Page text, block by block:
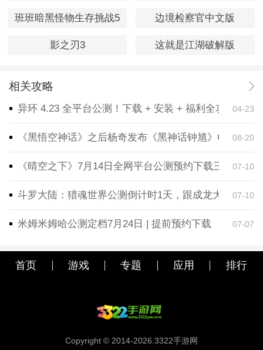
班班暗黑怪物生存挑战5 边境检察官中文版
影之刃3 这就是江湖破解版
相关攻略
异环 4.23 全平台公测！下载 + 安装 + 福利全攻略，一
04-23
《黑悟空神话》之后杨奇发布《黑神话钟馗》CG！预
08-20
《晴空之下》7月14日全网平台公测预约下载三端同步
07-10
斗罗大陆：猎魂世界公测倒计时1天，跟成龙大哥一起
07-10
米姆米姆哈公测定档7月24日 | 提前预约下载 07-07
首页 游戏 专题 应用 排行
Copyright © 2014-2026.3322手游网